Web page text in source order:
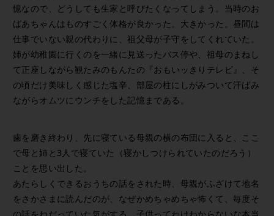
憶なので、どうしても生家と呼びたくなってしまう。当時のお
ばあちゃんはものすごく体格が良かった。大きかった。昼間は
仕事でいない親の代わりに、祖父母が子守をしてくれていた。
姉が幼稚園に行くのを一緒に見送ったバス停や、祖母のまねし
て正座しながら観たみのもんたの『おもいッきりテレビ』、そ
の頃だけ美味しく感じた塩辛、部屋の柱にしがみついて汗ばみ
ながらオムツにウンチをした記憶まである。
歯を磨き終わり、先に寝ている母親の横の布団に入ると、ここ
で母と姉と3人で寝ていた（寝かしつけられていたのだろう）
ことを思い出した。
あたらしくできるおうちの話をされた時、母親がふざけて地名
をさかさまに読んだのが、なぜかめちゃめちゃ怖くて、毎度そ